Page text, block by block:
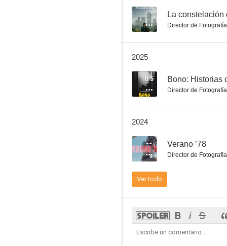
-- La constelación
Director de Fotografía
2025
8.5 Bono: Historias
Director de Fotografía
2024
-- Verano ’78
Director de Fotografía
Ver todo